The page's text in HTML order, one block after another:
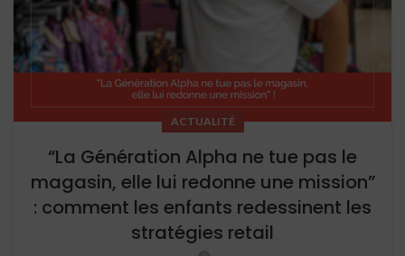
ACTUALITÉ
“La Génération Alpha ne tue pas le
magasin, elle lui redonne une mission”
: comment les enfants redessinent les
stratégies retail